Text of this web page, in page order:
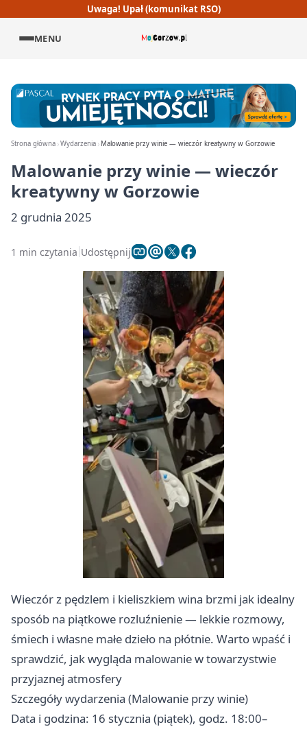
Uwaga! Upał (komunikat RSO)
MENU
Strona główna Wydarzenia Malowanie przy winie — wieczór kreatywny w Gorzowie
Malowanie przy winie — wieczór
kreatywny w Gorzowie
2 grudnia 2025
1 min czytania Udostępnij
Wieczór z pędzlem i kieliszkiem wina brzmi jak idealny
sposób na piątkowe rozluźnienie — lekkie rozmowy,
śmiech i własne małe dzieło na płótnie. Warto wpaść i
sprawdzić, jak wygląda malowanie w towarzystwie
przyjaznej atmosfery
Szczegóły wydarzenia (Malowanie przy winie)
Data i godzina: 16 stycznia (piątek), godz. 18:00–